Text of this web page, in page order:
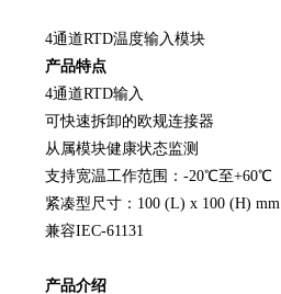
4通道RTD温度输入模块
产品特点
4通道RTD输入
可快速拆卸的欧规连接器
从属模块健康状态监测
支持宽温工作范围：-20℃至+60℃
紧凑型尺寸：100 (L) x 100 (H) mm
兼容IEC-61131
产品介绍